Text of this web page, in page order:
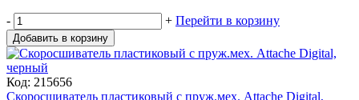
- + Перейти в корзину
Добавить в корзину
Код: 215656
Скоросшиватель пластиковый с пруж.мех. Attache Digital,